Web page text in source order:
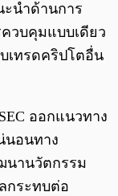
นำด้านการ
วบคุมแบบเดียว
เทรดคริปโตอื่น
ออกแนวทาง
นอนทาง
นานวัตกรรม
กระทบต่อ